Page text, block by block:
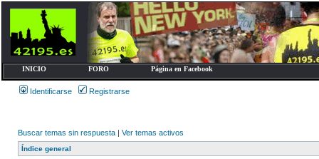
INICIO FORO Página en Facebook
Identificarse Registrarse
Buscar temas sin respuesta | Ver temas activos
Índice general